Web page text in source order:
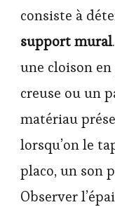
consiste à
support mural
une cloison
creuse ou un
matériau
lorsqu’on le
placo, un son
Observer